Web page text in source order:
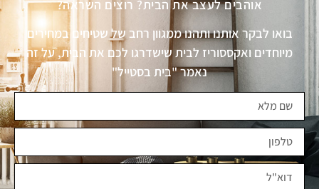
אוהבים לעצב את הבית? רוצים השראה?
בואו לבקר אותנו ותהנו ממגוון רחב של שטיחים במחירים
מיוחדים ואקססוריז לבית שישדרגו לכם את הבית, על זה
נאמר "בית בסטייל"